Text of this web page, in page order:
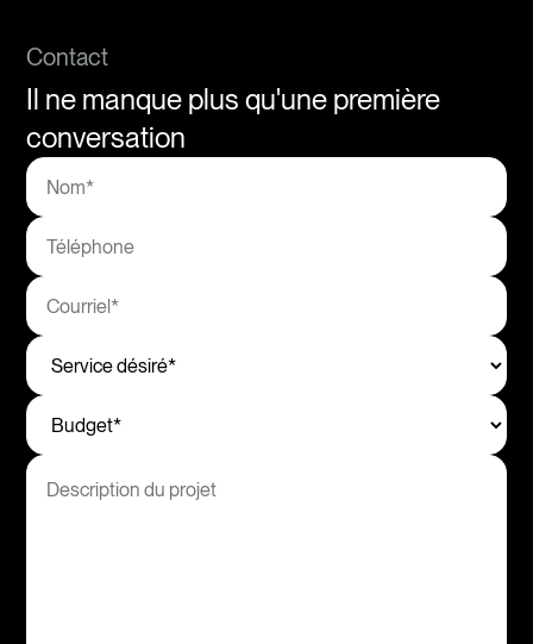
Contact
Il ne manque plus qu'une première
conversation
Site web